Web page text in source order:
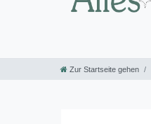
Zur Startseite gehen